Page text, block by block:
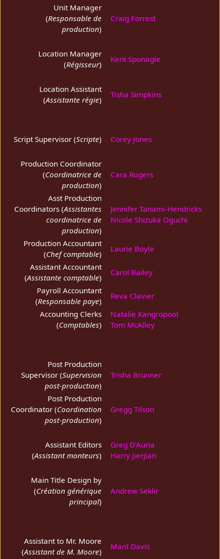
Unit Manager
(Responsable de
production)
Craig Forrest
Location Manager
(Régisseur)
Kent Sponagle
Location Assistant
(Assistante régie)
Tisha Simpkins
Script Supervisor (Scripte) Corey Jones
Production Coordinator
(Coordinatrice de
production)
Cara Rogers
Asst Production
Coordinators (Assistantes
coordinatrice de
production)
Jennifer Tanami-Hendricks
Nicole Shizuka Oguchi
Production Accountant
(Chef comptable)
Laurie Boyle
Assistant Accountant
(Assistante comptable)
Carol Bailey
Payroll Accountant
(Responsable paye)
Reva Clavier
Accounting Clerks
(Comptables)
Natalie Kangropool
Tom McAlley
Post Production
Supervisor (Supervision
post-production)
Trisha Brunner
Post Production
Coordinator (Coordination
post-production)
Gregg Tilson
Assistant Editors
(Assistant monteurs)
Greg D'Auria
Harry Jierjian
Main Title Design by
(Création générique
principal)
Andrew Seklir
Assistant to Mr. Moore
(Assistant de M. Moore)
Maril Davis